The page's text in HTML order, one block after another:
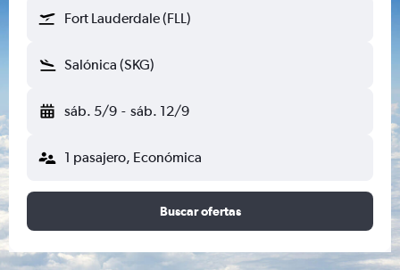
Fort Lauderdale (FLL)
Salónica (SKG)
sáb. 5/9 - sáb. 12/9
1 pasajero, Económica
Buscar ofertas